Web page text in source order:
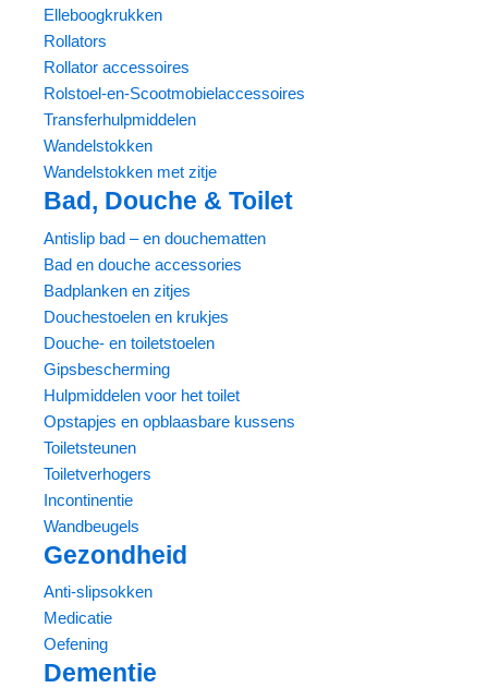
Elleboogkrukken
Rollators
Rollator accessoires
Rolstoel-en-Scootmobielaccessoires
Transferhulpmiddelen
Wandelstokken
Wandelstokken met zitje
Bad, Douche & Toilet
Antislip bad – en douchematten
Bad en douche accessories
Badplanken en zitjes
Douchestoelen en krukjes
Douche- en toiletstoelen
Gipsbescherming
Hulpmiddelen voor het toilet
Opstapjes en opblaasbare kussens
Toiletsteunen
Toiletverhogers
Incontinentie
Wandbeugels
Gezondheid
Anti-slipsokken
Medicatie
Oefening
Dementie